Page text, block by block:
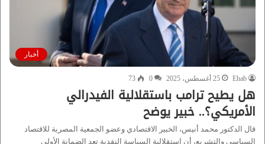
أخبار
Ehab 25 أغسطس، 2025 0
73
هل يطيح ترامب باستقلالية الفيدرالي
الأمريكي؟.. خبير يوضح
قال الدكتور محمد أنيس، الخبير الاقتصادي وعضو الجمعية المصرية للاقتصاد
السياسي والتشريع، أن استقلالية السياسة النقدية تعد الضمانة الأولى